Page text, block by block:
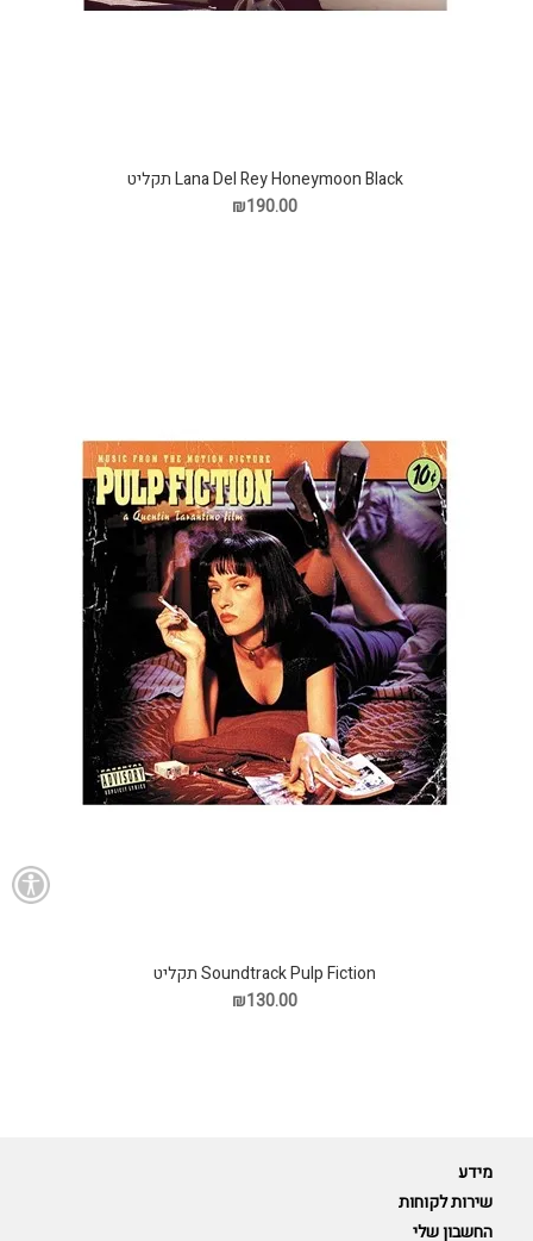
Lana Del Rey Honeymoon Black תקליט
₪190.00
Soundtrack Pulp Fiction תקליט
₪130.00
מידע
שירות לקוחות
החשבון שלי